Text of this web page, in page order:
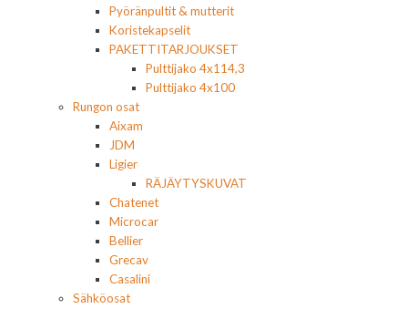
Pyöränpultit & mutterit
Koristekapselit
PAKETTITARJOUKSET
Pulttijako 4x114,3
Pulttijako 4x100
Rungon osat
Aixam
JDM
Ligier
RÄJÄYTYSKUVAT
Chatenet
Microcar
Bellier
Grecav
Casalini
Sähköosat